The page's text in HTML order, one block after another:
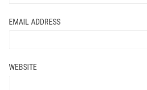
EMAIL ADDRESS
WEBSITE